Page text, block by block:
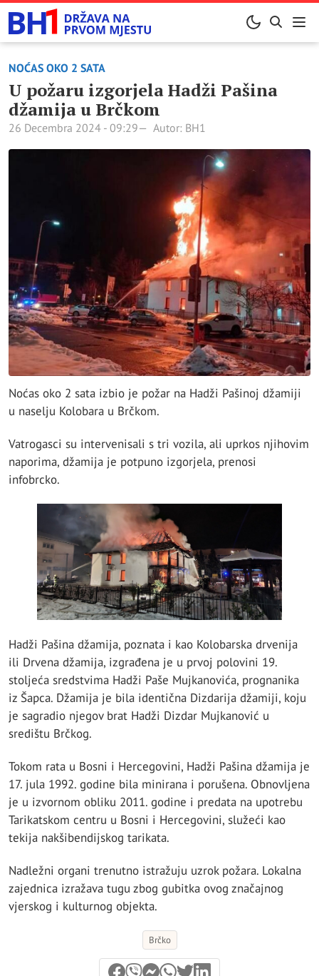
NOĆAS OKO 2 SATA
U požaru izgorjela Hadži Pašina
džamija u Brčkom
26 Decembra 2024 - 09:29 Autor: BH1
Noćas oko 2 sata izbio je požar na Hadži Pašinoj džamiji
u naselju Kolobara u Brčkom.
Vatrogasci su intervenisali s tri vozila, ali uprkos njihovim
naporima, džamija je potpuno izgorjela, prenosi
infobrcko.
Hadži Pašina džamija, poznata i kao Kolobarska drvenija
ili Drvena džamija, izgrađena je u prvoj polovini 19.
stoljeća sredstvima Hadži Paše Mujkanovića, prognanika
iz Šapca. Džamija je bila identična Dizdarija džamiji, koju
je sagradio njegov brat Hadži Dizdar Mujkanović u
središtu Brčkog.
Tokom rata u Bosni i Hercegovini, Hadži Pašina džamija je
17. jula 1992. godine bila minirana i porušena. Obnovljena
je u izvornom obliku 2011. godine i predata na upotrebu
Tarikatskom centru u Bosni i Hercegovini, služeći kao
tekija nakšibendijskog tarikata.
Nadležni organi trenutno istražuju uzrok požara. Lokalna
zajednica izražava tugu zbog gubitka ovog značajnog
vjerskog i kulturnog objekta.
Brčko